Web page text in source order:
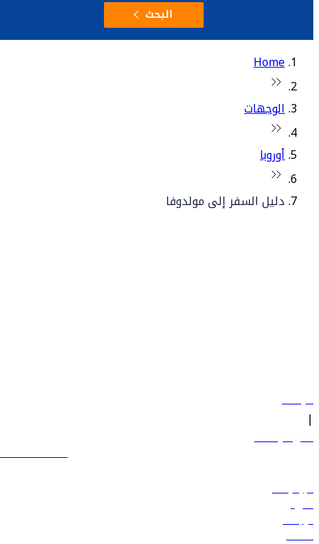
البحث
Home
الوجهات
أوروبا
دليل السفر إلى مولدوفا
سياساتنا
|
الشروط والأحكام
600 544 445
حجز الرحلات
العروض
الوجهات
الأمتعة